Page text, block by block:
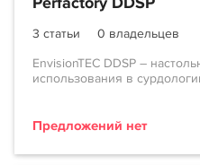
3 статьи
0 владельцев
EnvisionTEC DDSP –
использования в
Предложений нет